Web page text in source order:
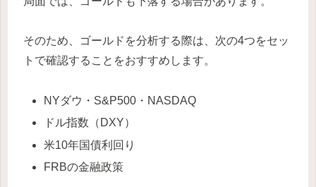
そのため、ゴールドを分析する際は、次の4つをセッ
トで確認することをおすすめします。
NYダウ・S&P500・NASDAQ
ドル指数（DXY）
米10年国債利回り
FRBの金融政策